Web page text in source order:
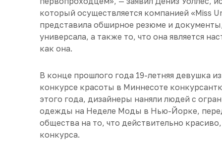
который осуществляется компанией «Miss
представила обширное резюме и
универсала, а также то, что она является
как она.
В конце прошлого года 19-летняя девушка
конкурсе красоты в Миннесоте
этого года, дизайнеры наняли людей с
одежды на Неделе Моды в Нью-Йорке,
общества на то, что действительно
конкурса.